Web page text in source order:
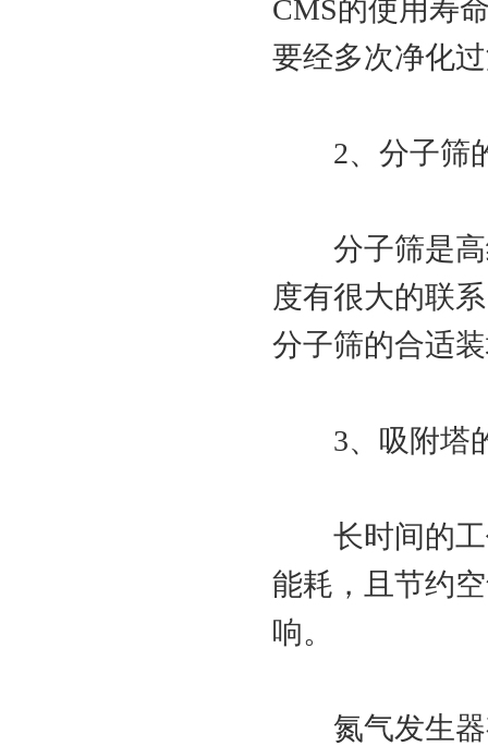
CMS的使用寿
要经多次净化
2、分子筛
分子筛是高
度有很大的联
分子筛的合适
3、吸附塔
长时间的工
能耗，且节约
响。
氮气发生器